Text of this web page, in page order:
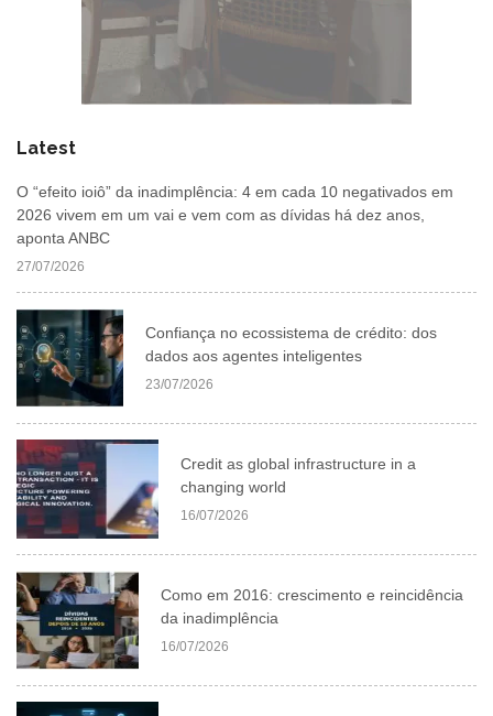
Latest
O “efeito ioiô” da inadimplência: 4 em cada 10 negativados em
2026 vivem em um vai e vem com as dívidas há dez anos,
aponta ANBC
27/07/2026
Confiança no ecossistema de crédito: dos
dados aos agentes inteligentes
23/07/2026
Credit as global infrastructure in a
changing world
16/07/2026
Como em 2016: crescimento e reincidência
da inadimplência
16/07/2026